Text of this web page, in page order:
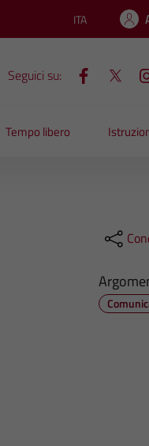
Lingua attiva:
ITA
Seguici su:
Tempo libero